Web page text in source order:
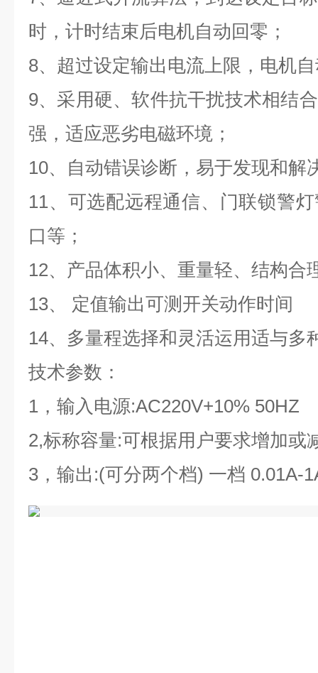
时，计时结束后电机自动回零；
8、超过设定输出电流上限，电机
9、采用硬、软件抗干扰技术相结
强，适应恶劣电磁环境；
10、自动错误诊断，易于发现和解
11、可选配远程通信、门联锁警
口等；
12、产品体积小、重量轻、结构合
13、 定值输出可测开关动作时间
14、多量程选择和灵活运用适与多
技术参数：
1，输入电源:AC220V+10% 50HZ
2,标称容量:可根据用户要求增加或
3，输出:(可分两个档) 一档 0.01A-